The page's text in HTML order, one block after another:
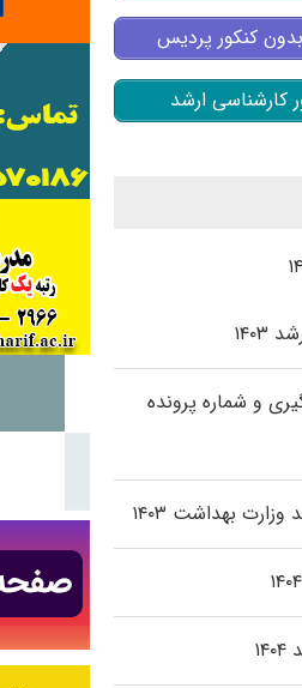
کنکور پردیس
کارشناسی ارشد
و شماره پرونده
بهداشت ۱۴۰۳